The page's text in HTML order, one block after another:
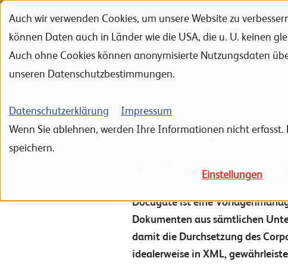
Auch wir verwenden Cookies, um unsere Website zu
können Daten auch in Länder wie die USA, die u. U. keinen
Auch ohne Cookies können anonymisierte Nutzungsdaten
unseren Datenschutzbestimmungen.
Datenschutzerklärung
Impressum
Wenn Sie ablehnen, werden Ihre Informationen nicht erfasst.
speichern.
Einstellungen
Portfolio
Referenzen
Docugate,
Software
Docugate ist eine
Dokumenten aus sämtlichen
damit die Durchsetzung des
idealerweise in XML,